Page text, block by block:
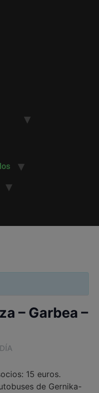
– Garbea –
15 euros.
de Gernika-